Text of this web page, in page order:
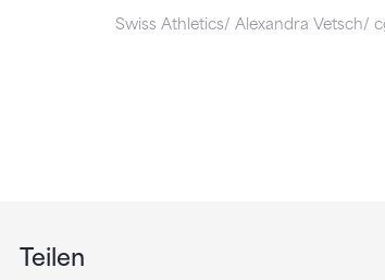
Swiss Athletics/ Alexandra Vetsch/
Teilen